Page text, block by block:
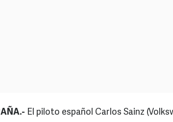
El piloto español Carlos Sainz